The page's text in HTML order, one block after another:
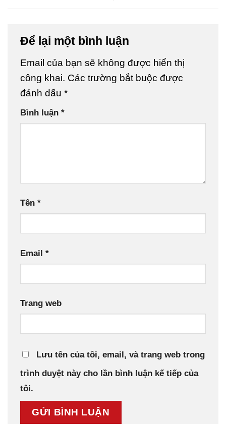
Để lại một bình luận
Email của bạn sẽ không được hiển thị
công khai. Các trường bắt buộc được
đánh dấu *
Bình luận *
Tên *
Email *
Trang web
Lưu tên của tôi, email, và trang web trong
trình duyệt này cho lần bình luận kế tiếp của
tôi.